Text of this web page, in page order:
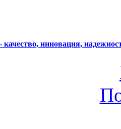
инновация,